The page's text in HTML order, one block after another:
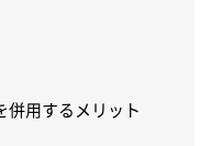
併用するメリット